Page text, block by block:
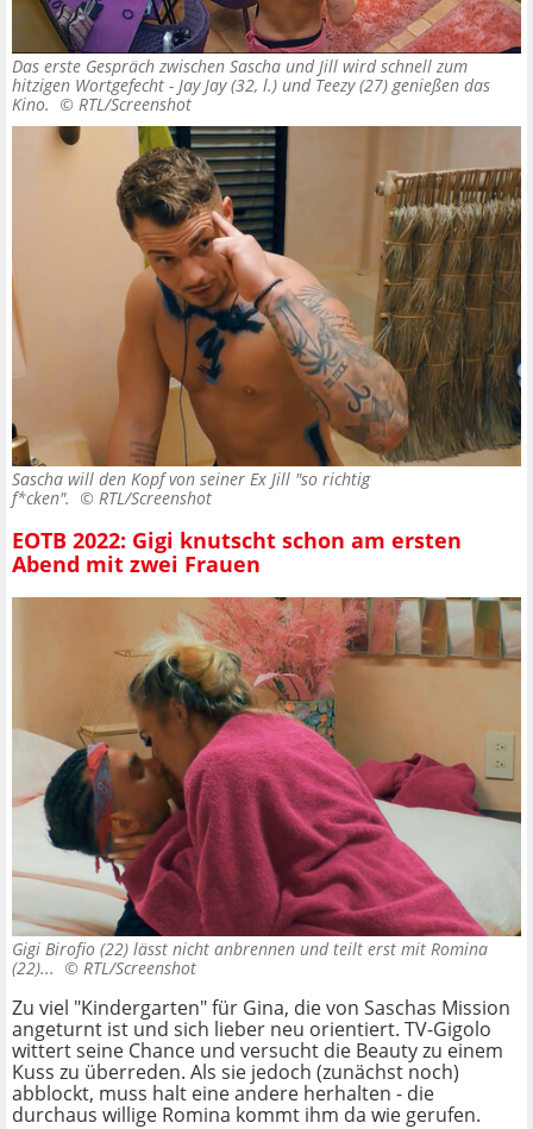
Das erste Gespräch zwischen Sascha und Jill wird schnell zum
hitzigen Wortgefecht - Jay Jay (32, l.) und Teezy (27) genießen das
Kino. © RTL/Screenshot
Sascha will den Kopf von seiner Ex Jill "so richtig
f*cken". © RTL/Screenshot
EOTB 2022: Gigi knutscht schon am ersten
Abend mit zwei Frauen
Gigi Birofio (22) lässt nicht anbrennen und teilt erst mit Romina
(22)... © RTL/Screenshot
Zu viel "Kindergarten" für Gina, die von Saschas Mission
angeturnt ist und sich lieber neu orientiert. TV-Gigolo
wittert seine Chance und versucht die Beauty zu einem
Kuss zu überreden. Als sie jedoch (zunächst noch)
abblockt, muss halt eine andere herhalten - die
durchaus willige Romina kommt ihm da wie gerufen.